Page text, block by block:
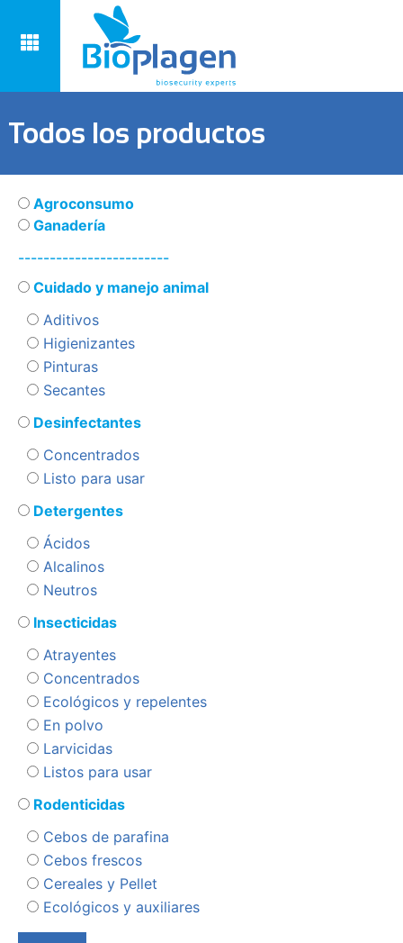
Todos los productos
Agroconsumo
Ganadería
------------------------
Cuidado y manejo animal
Aditivos
Higienizantes
Pinturas
Secantes
Desinfectantes
Concentrados
Listo para usar
Detergentes
Ácidos
Alcalinos
Neutros
Insecticidas
Atrayentes
Concentrados
Ecológicos y repelentes
En polvo
Larvicidas
Listos para usar
Rodenticidas
Cebos de parafina
Cebos frescos
Cereales y Pellet
Ecológicos y auxiliares